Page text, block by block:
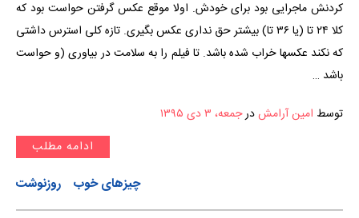
کردنش ماجرایی بود برای خودش. اولا موقع عکس گرفتن حواست بود که
کلا ۲۴ تا (یا ۳۶ تا) بیشتر حق نداری عکس بگیری. تازه کلی استرس داشتی
که نکند عکسها خراب شده باشد. تا فیلم را به سلامت در بیاوری (و حواست
باشد …
توسط امین آرامشدرجمعه، ۳ دی ۱۳۹۵
ادامه مطلب
چیزهای خوب روزنوشت